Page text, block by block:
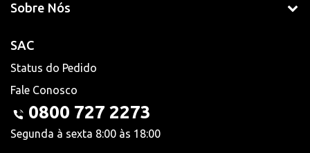
Sobre Nós
SAC
Status do Pedido
Fale Conosco
0800 727 2273
Segunda à sexta 8:00 às 18:00